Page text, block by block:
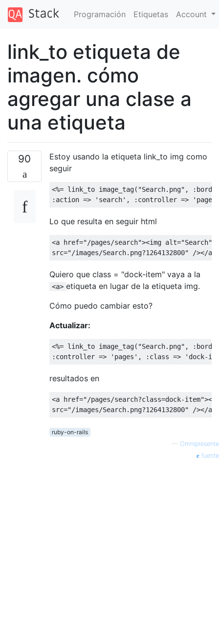
Programación Etiquetas Account
link_to etiqueta de
imagen. cómo
agregar una clase a
una etiqueta
90
Estoy usando la etiqueta link_to img como
seguir
<%= link_to image_tag( "Search.png" , :
: action => 'search' , : controller =>
Lo que resulta en seguir html
<a href="/pages/search"><img alt="Search"
src="/images/Search.png?1264132800" /></
Quiero que class = "dock-item" vaya a la
<a> etiqueta en lugar de la etiqueta img.
Cómo puedo cambiar esto?
Actualizar:
<%= link_to image_tag( "Search.png" , :
: controller => 'pages' , : class => 'dock-
resultados en
<a href="/pages/search?class=dock-item"
src="/images/Search.png?1264132800" /></a>
ruby-on-rails
— Omnipresente
fuente